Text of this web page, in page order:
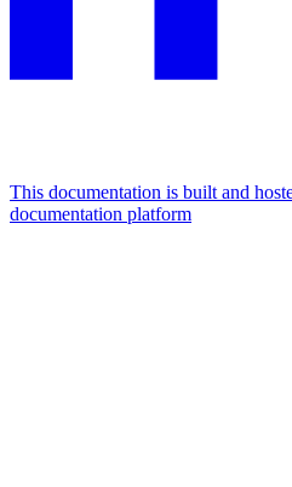
This documentation is built and
documentation platform